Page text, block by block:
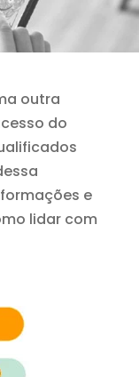
outra
do
e
lidar com